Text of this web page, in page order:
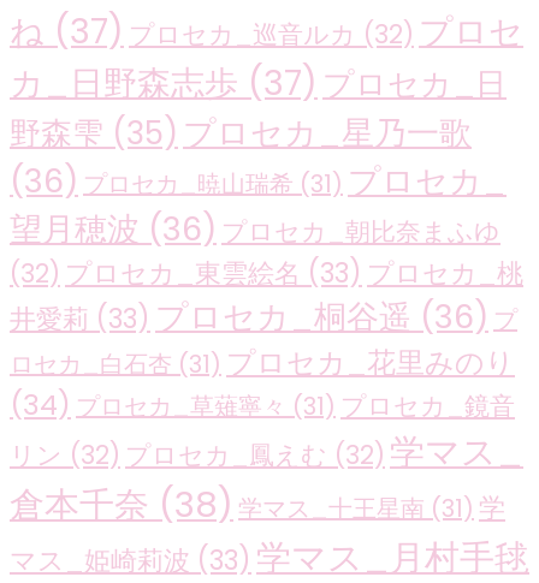
ね (37) プロセカ_巡音ルカ (32) プロセ
カ_日野森志歩 (37) プロセカ_日
野森雫 (35) プロセカ_星乃一歌
(36) プロセカ_暁山瑞希 (31) プロセカ_
望月穂波 (36) プロセカ_朝比奈まふゆ
(32) プロセカ_東雲絵名 (33) プロセカ_桃
井愛莉 (33) プロセカ_桐谷遥 (36) プ
ロセカ_白石杏 (31) プロセカ_花里みのり
(34) プロセカ_草薙寧々 (31) プロセカ_鏡音
リン (32) プロセカ_鳳えむ (32) 学マス_
倉本千奈 (38) 学マス_十王星南 (31) 学
マス_姫崎莉波 (33) 学マス_月村手毬